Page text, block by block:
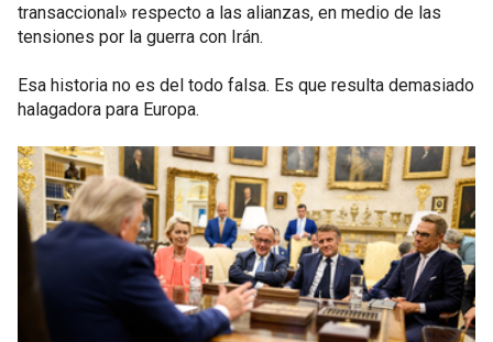
transaccional» respecto a las alianzas, en medio de las
tensiones por la guerra con Irán.
Esa historia no es del todo falsa. Es que resulta demasiado
halagadora para Europa.